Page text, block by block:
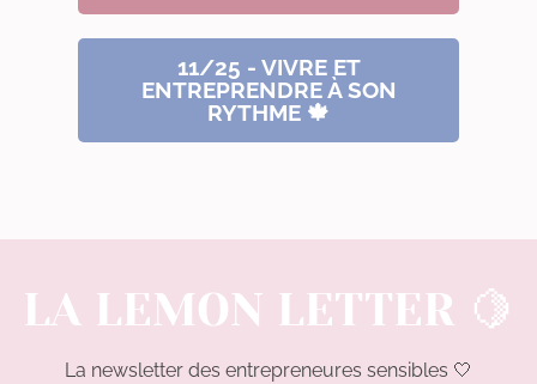
11/25 - VIVRE ET
ENTREPRENDRE À SON
RYTHME 🍁
LA LEMON LETTER 🍋
La newsletter des entrepreneures sensibles 🤍